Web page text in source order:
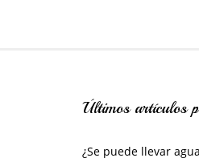
Últimos artículos
¿Se puede llevar